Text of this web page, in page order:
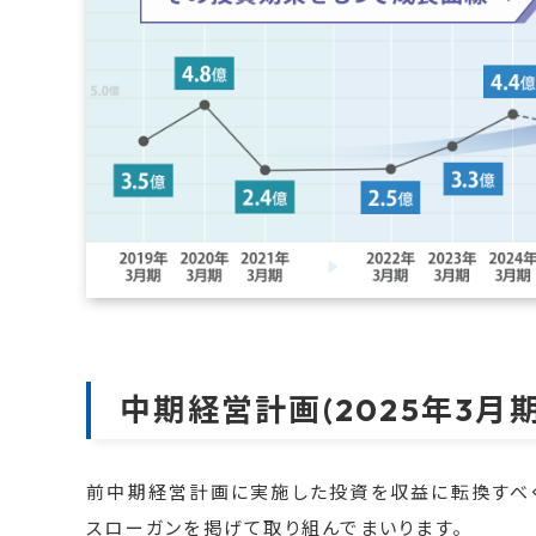
中期経営計画(2025年3⽉
前中期経営計画に実施した投資を収益に転換す
スローガンを掲げて取り組んでまいります。